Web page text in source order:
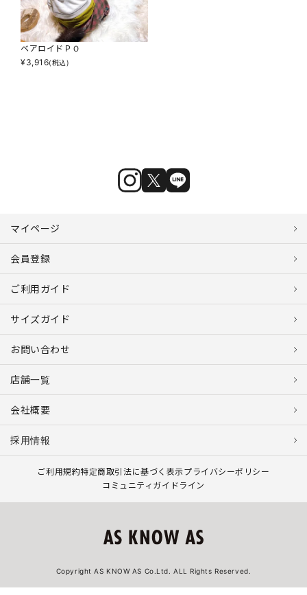
ベアロイドＰＯ
¥3,916(税込)
マイページ
会員登録
ご利用ガイド
サイズガイド
お問い合わせ
店舗一覧
会社概要
採用情報
ご利用規約特定商取引法に基づく表示プライバシーポリシー
コミュニティガイドライン
Copyright AS KNOW AS Co.Ltd. ALL Rights Reserved.